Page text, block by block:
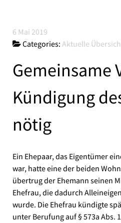
6 Mai 2019
Categories: Aktuelle
Gemeinsame
Kündigung
nötig
Ein Ehepaar, das Eigentümer
war, hatte eine der beiden
übertrug der Ehemann seinen
Ehefrau, die dadurch
wurde. Die Ehefrau kündigte
unter Berufung auf § 573a Abs.